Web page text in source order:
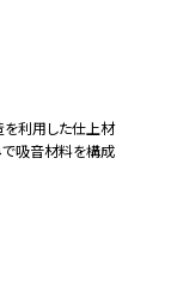
利用した仕上材
で吸音材料を構成